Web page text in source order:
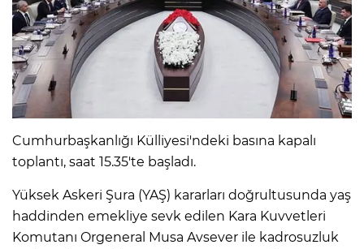
Cumhurbaşkanlığı Külliyesi'ndeki basına kapalı
toplantı, saat 15.35'te başladı.
Yüksek Askeri Şura (YAŞ) kararları doğrultusunda yaş
haddinden emekliye sevk edilen Kara Kuvvetleri
Komutanı Orgeneral Musa Avsever ile kadrosuzluk